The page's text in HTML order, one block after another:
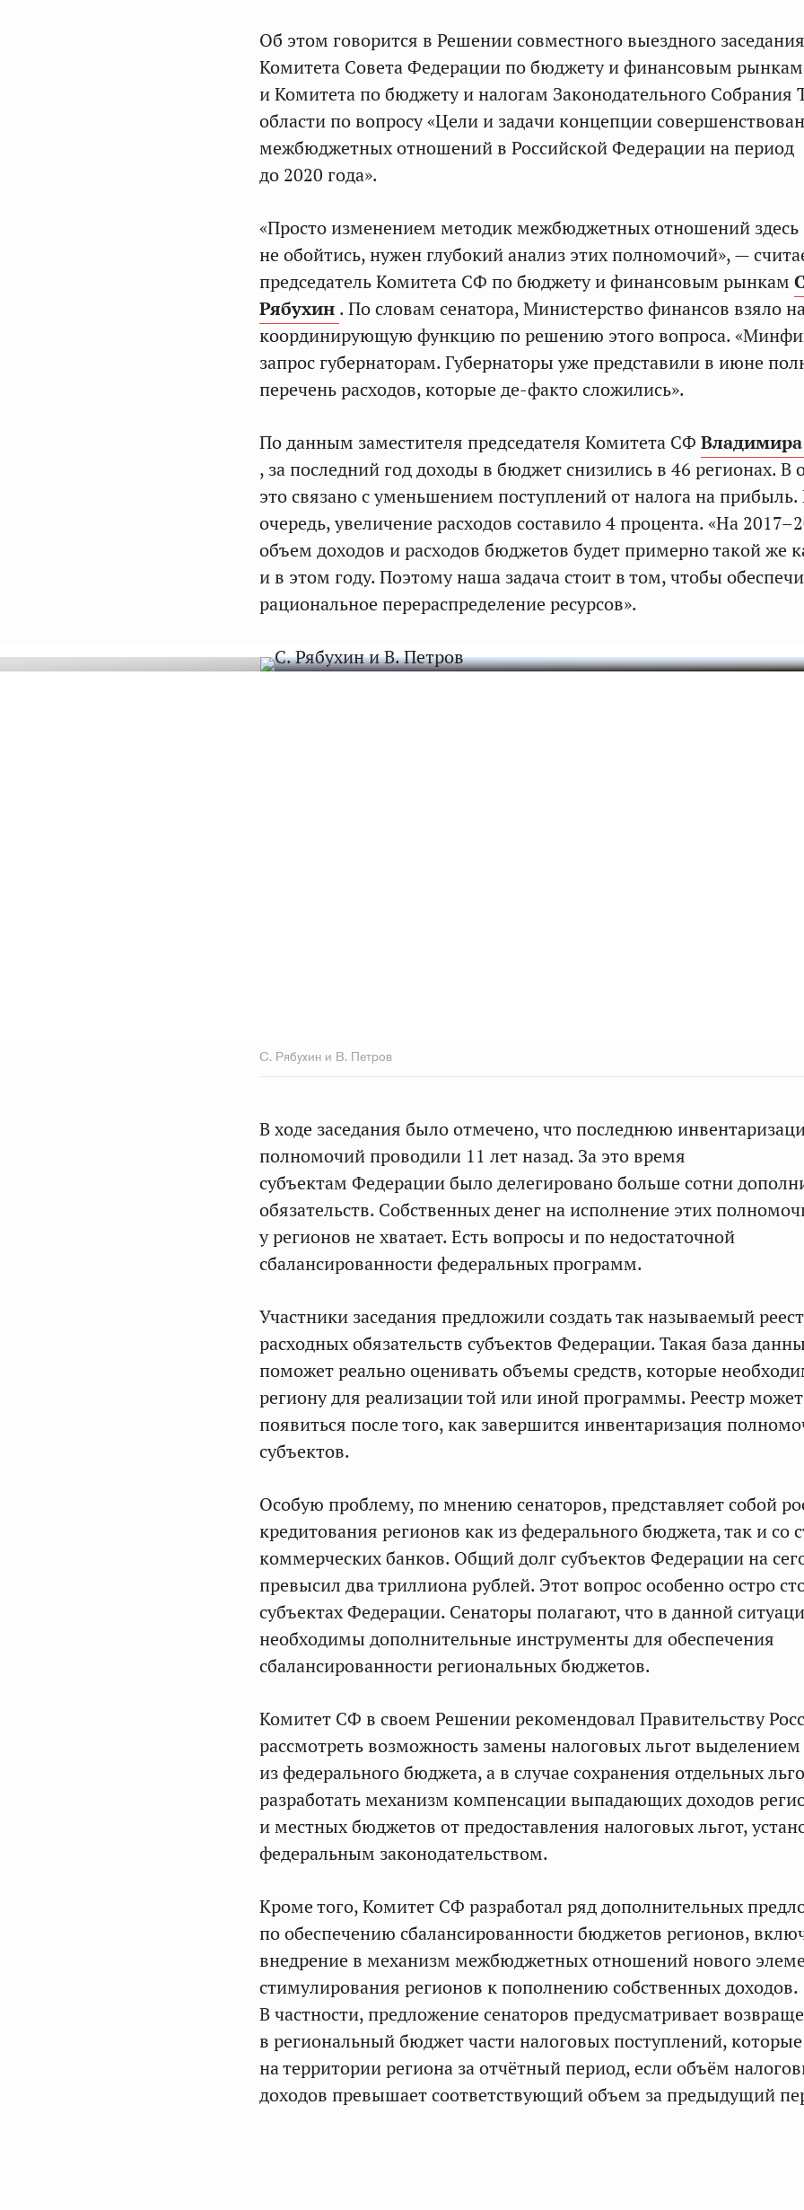
Об этом говорится в Решении совместного выездного заседания
Комитета Совета Федерации по бюджету и финансовым рынкам
и Комитета по бюджету и налогам Законодательного Собрания
области по вопросу «Цели и задачи концепции
межбюджетных отношений в Российской Федерации на период
до 2020 года».
«Просто изменением методик межбюджетных отношений здесь
не обойтись, нужен глубокий анализ этих полномочий», —
председатель Комитета СФ по бюджету и финансовым рынкам
Рябухин . По словам сенатора, Министерство финансов взяло
координирующую функцию по решению этого вопроса.
запрос губернаторам. Губернаторы уже представили в июне
перечень расходов, которые де-факто сложились».
По данным заместителя председателя Комитета СФ
, за последний год доходы в бюджет снизились в 46 регионах. В
это связано с уменьшением поступлений от налога на
очередь, увеличение расходов составило 4 процента. «На
объем доходов и расходов бюджетов будет примерно такой же
и в этом году. Поэтому наша задача стоит в том, чтобы
рациональное перераспределение ресурсов».
С. Рябухин и В. Петров
В ходе заседания было отмечено, что последнюю
полномочий проводили 11 лет назад. За это время
субъектам Федерации было делегировано больше сотни
обязательств. Собственных денег на исполнение этих
у регионов не хватает. Есть вопросы и по недостаточной
сбалансированности федеральных программ.
Участники заседания предложили создать так называемый
расходных обязательств субъектов Федерации. Такая база
поможет реально оценивать объемы средств, которые
региону для реализации той или иной программы. Реестр может
появиться после того, как завершится инвентаризация
субъектов.
Особую проблему, по мнению сенаторов, представляет собой
кредитования регионов как из федерального бюджета, так и со
коммерческих банков. Общий долг субъектов Федерации на
превысил два триллиона рублей. Этот вопрос особенно остро
субъектах Федерации. Сенаторы полагают, что в данной
необходимы дополнительные инструменты для обеспечения
сбалансированности региональных бюджетов.
Комитет СФ в своем Решении рекомендовал Правительству
рассмотреть возможность замены налоговых льгот выделением
из федерального бюджета, а в случае сохранения отдельных
разработать механизм компенсации выпадающих доходов
и местных бюджетов от предоставления налоговых льгот,
федеральным законодательством.
Кроме того, Комитет СФ разработал ряд дополнительных
по обеспечению сбалансированности бюджетов регионов,
внедрение в механизм межбюджетных отношений нового
стимулирования регионов к пополнению собственных доходов.
В частности, предложение сенаторов предусматривает
в региональный бюджет части налоговых поступлений,
на территории региона за отчётный период, если объём
доходов превышает соответствующий объем за предыдущий